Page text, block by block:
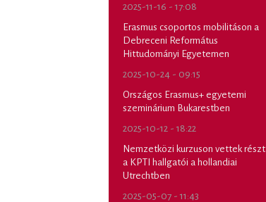
2025-11-16 - 17:08
Erasmus csoportos mobilitáson a
Debreceni Református
Hittudományi Egyetemen
2025-10-24 - 09:15
Országos Erasmus+ egyetemi
szeminárium Bukarestben
2025-10-12 - 18:22
Nemzetközi kurzuson vettek részt
a KPTI hallgatói a hollandiai
Utrechtben
2025-05-07 - 11:43